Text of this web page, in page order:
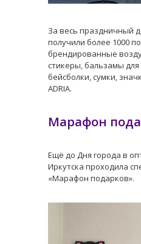
За весь праздничный
получили более 1000
брендированные
стикеры, бальзамы для
бейсболки, сумки,
ADRIA.
Марафон
Ещё до Дня города в
Иркутска проходила
«Марафон подарков».